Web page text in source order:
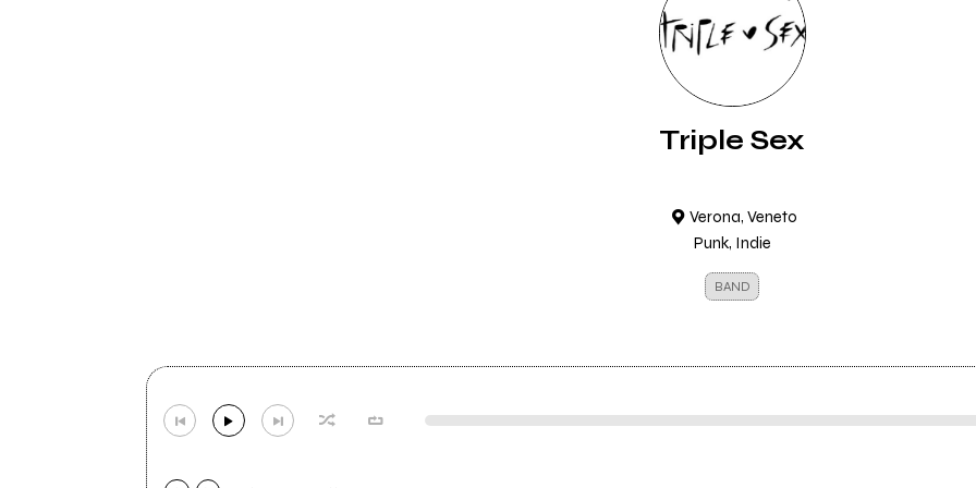
Triple Sex
Verona, Veneto
Punk, Indie
BAND